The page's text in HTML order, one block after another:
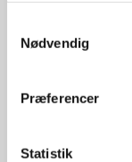
Nødvendig
Præferencer
Statistik